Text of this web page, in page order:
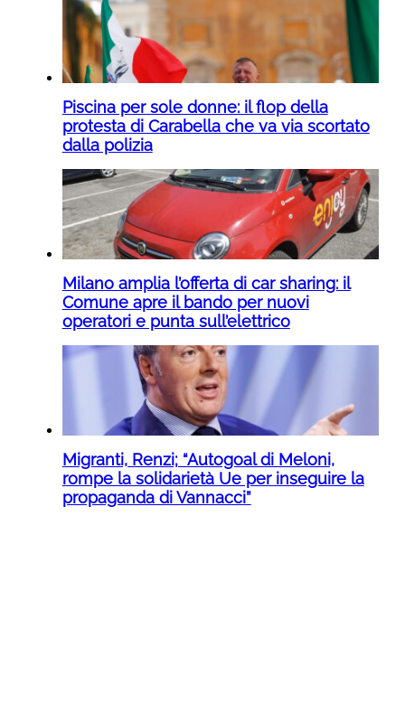
Piscina per sole donne: il flop della
protesta di Carabella che va via scortato
dalla polizia
Milano amplia l’offerta di car sharing: il
Comune apre il bando per nuovi
operatori e punta sull’elettrico
Migranti, Renzi; “Autogoal di Meloni,
rompe la solidarietà Ue per inseguire la
propaganda di Vannacci”